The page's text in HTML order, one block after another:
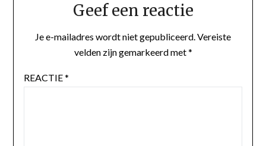
Geef een reactie
Je e-mailadres wordt niet gepubliceerd.Vereiste
velden zijn gemarkeerd met*
REACTIE*